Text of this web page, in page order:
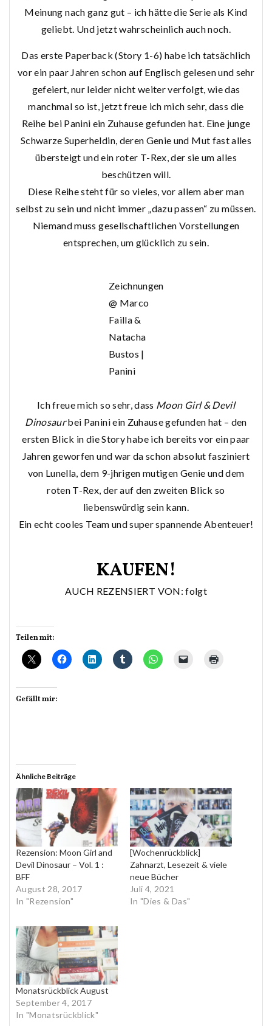
Meinung nach ganz gut – ich hätte die Serie als Kind
geliebt. Und jetzt wahrscheinlich auch noch.
Das erste Paperback (Story 1-6) habe ich tatsächlich
vor ein paar Jahren schon auf Englisch gelesen und sehr
gefeiert, nur leider nicht weiter verfolgt, wie das
manchmal so ist, jetzt freue ich mich sehr, dass die
Reihe bei Panini ein Zuhause gefunden hat. Eine junge
Schwarze Superheldin, deren Genie und Mut fast alles
übersteigt und ein roter T-Rex, der sie um alles
beschützen will.
Diese Reihe steht für so vieles, vor allem aber man
selbst zu sein und nicht immer „dazu passen“ zu müssen.
Niemand muss gesellschaftlichen Vorstellungen
entsprechen, um glücklich zu sein.
Zeichnungen
@ Marco
Failla &
Natacha
Bustos |
Panini
Ich freue mich so sehr, dass Moon Girl & Devil
Dinosaurbei Panini ein Zuhause gefunden hat – den
ersten Blick in die Story habe ich bereits vor ein paar
Jahren geworfen und war da schon absolut fasziniert
von Lunella, dem 9-jhrigen mutigen Genie und dem
roten T-Rex, der auf den zweiten Blick so
liebenswürdig sein kann.
Ein echt cooles Team und super spannende Abenteuer!
KAUFEN!
AUCH REZENSIERT VON: folgt
Teilen mit:
Gefällt mir:
Ähnliche Beiträge
Rezension: Moon Girl and
Devil Dinosaur – Vol. 1 :
BFF
August 28, 2017
In "Rezension"
[Wochenrückblick]
Zahnarzt, Lesezeit & viele
neue Bücher
Juli 4, 2021
In "Dies & Das"
Monatsrückblick August
September 4, 2017
In "Monatsrückblick"